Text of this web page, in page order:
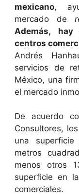
mexicano,
mercado de
Además,
centros
Andrés
servicios de
México, una
el mercado
De acuerdo
Consultores,
una
metros
menos otros
superficie en
comerciales.